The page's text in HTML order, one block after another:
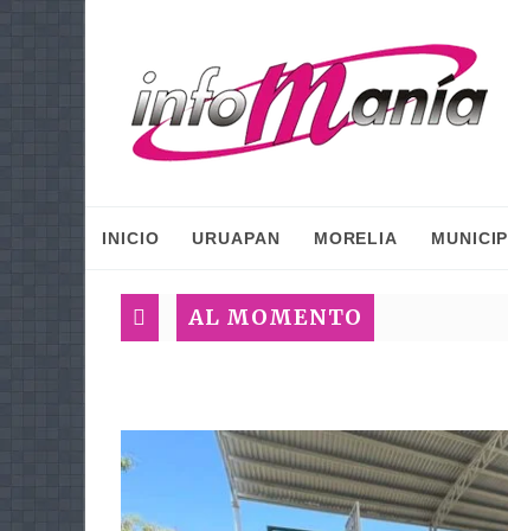
INICIO URUAPAN MORELIA
AL MOMENTO